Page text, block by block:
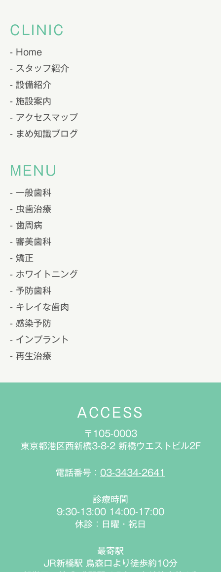
CLINIC
- Home
- スタッフ紹介
- 設備紹介
- 施設案内
- アクセスマップ
- まめ知識ブログ
MENU
- 一般歯科
- 虫歯治療
- 歯周病
- 審美歯科
- 矯正
- ホワイトニング
- 予防歯科
- キレイな歯肉
- 感染予防
- インプラント
- 再生治療
ACCESS
〒105-0003
東京都港区西新橋3-8-2 新橋ウエストビル2F
電話番号： 03-3434-2641
診療時間
9:30-13:00 14:00-17:00
休診：日曜・祝日
最寄駅
JR新橋駅 烏森口より徒歩約10分